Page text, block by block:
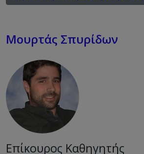
Μουρτάς Σπυρίδων
Επίκουρος Καθηγητής